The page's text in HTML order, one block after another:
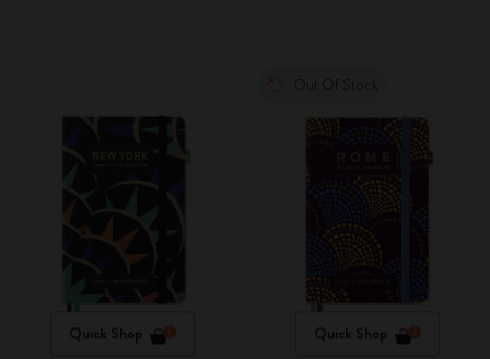
Quick Shop Quick Shop